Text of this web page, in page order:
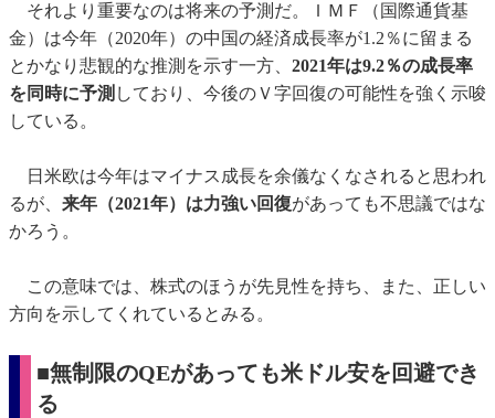
それより重要なのは将来の予測だ。ＩＭＦ（国際通貨基
金）は今年（2020年）の中国の経済成長率が1.2％に留まる
とかなり悲観的な推測を示す一方、 2021年は9.2％の成長率
を同時に予測 しており、今後のＶ字回復の可能性を強く示唆
している。
日米欧は今年はマイナス成長を余儀なくなされると思われ
るが、 来年（2021年）は力強い回復があっても不思議ではな
かろう。
この意味では、株式のほうが先見性を持ち、また、正しい
方向を示してくれているとみる。
■無制限のQEがあっても米ドル安を回避でき
る